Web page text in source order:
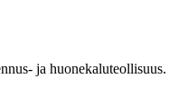
ja huonekaluteollisuus.